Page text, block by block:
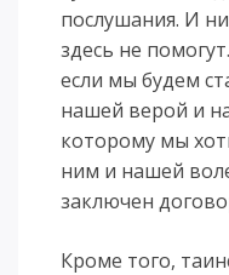
послушания. И
здесь не
если мы будем
нашей верой и
которому мы
ним и нашей
заключен
Кроме того,